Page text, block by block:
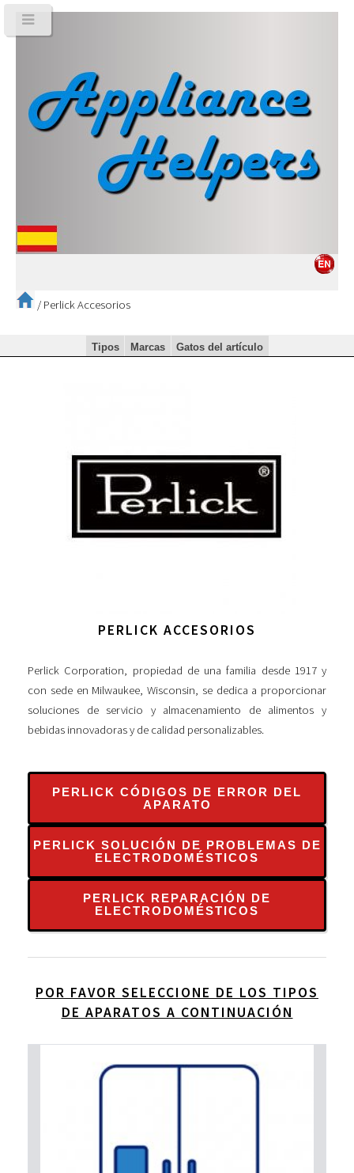
/ Perlick Accesorios
Tipos Marcas Gatos del artículo
PERLICK ACCESORIOS
Perlick Corporation, propiedad de una familia desde 1917 y
con sede en Milwaukee, Wisconsin, se dedica a proporcionar
soluciones de servicio y almacenamiento de alimentos y
bebidas innovadoras y de calidad personalizables.
PERLICK CÓDIGOS DE ERROR DEL
APARATO
PERLICK SOLUCIÓN DE PROBLEMAS DE
ELECTRODOMÉSTICOS
PERLICK REPARACIÓN DE
ELECTRODOMÉSTICOS
POR FAVOR SELECCIONE DE LOS TIPOS
DE APARATOS A CONTINUACIÓN